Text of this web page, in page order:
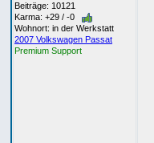
Beiträge: 10121
Karma: +29 / -0
Wohnort: in der Werkstatt
2007 Volkswagen Passat
Premium Support